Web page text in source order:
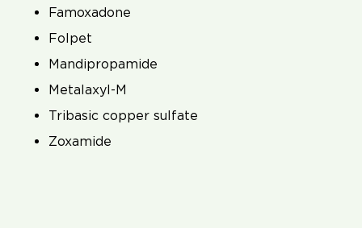
Famoxadone
Folpet
Mandipropamide
Metalaxyl-M
Tribasic copper sulfate
Zoxamide